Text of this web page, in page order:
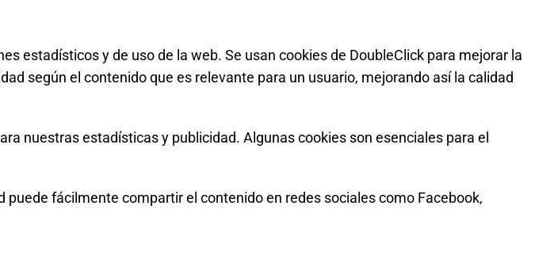
estadísticos y de uso de la web. Se usan cookies de DoubleClick para mejorar la
según el contenido que es relevante para un usuario, mejorando así la calidad
nuestras estadísticas y publicidad. Algunas cookies son esenciales para el
fácilmente compartir el contenido en redes sociales como Facebook,